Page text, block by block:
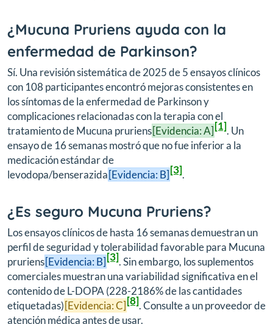
¿Mucuna Pruriens ayuda con la
enfermedad de Parkinson?
Sí. Una revisión sistemática de 2025 de 5 ensayos clínicos
con 108 participantes encontró mejoras consistentes en
los síntomas de la enfermedad de Parkinson y
complicaciones relacionadas con la terapia con el
tratamiento de Mucuna pruriens[Evidencia: A][1]. Un
ensayo de 16 semanas mostró que no fue inferior a la
medicación estándar de
levodopa/benserazida[Evidencia: B][3].
¿Es seguro Mucuna Pruriens?
Los ensayos clínicos de hasta 16 semanas demuestran un
perfil de seguridad y tolerabilidad favorable para Mucuna
pruriens[Evidencia: B][3]. Sin embargo, los suplementos
comerciales muestran una variabilidad significativa en el
contenido de L-DOPA (228-2186% de las cantidades
etiquetadas)[Evidencia: C][8]. Consulte a un proveedor de
atención médica antes de usar.